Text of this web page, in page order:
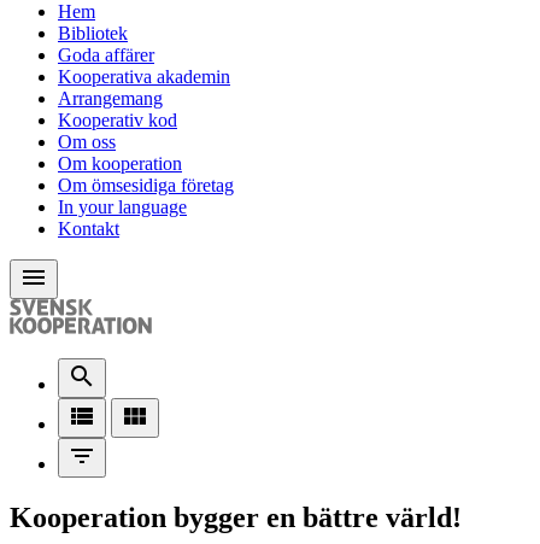
Hem
Bibliotek
Goda affärer
Kooperativa akademin
Arrangemang
Kooperativ kod
Om oss
Om kooperation
Om ömsesidiga företag
In your language
Kontakt
menu
search
view_list
view_module
filter_list
Kooperation bygger en bättre värld!